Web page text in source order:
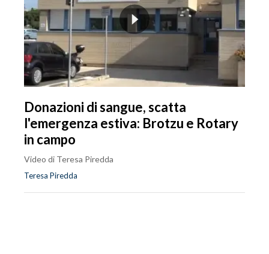
Donazioni di sangue, scatta
l'emergenza estiva: Brotzu e Rotary
in campo
Video di Teresa Piredda
Teresa Piredda